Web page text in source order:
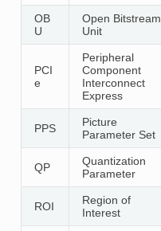
OB
U
Open Bitstream
Unit
PCI
e
Peripheral
Component
Interconnect
Express
PPS
Picture
Parameter Set
QP
Quantization
Parameter
ROI
Region of
Interest